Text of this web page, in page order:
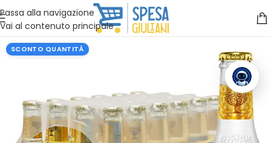
Passa alla navigazione
Vai al contenuto principale
Vuoi assistenza?Clicca qui e ti richiamiamo noi
SCONTO QUANTITÀ